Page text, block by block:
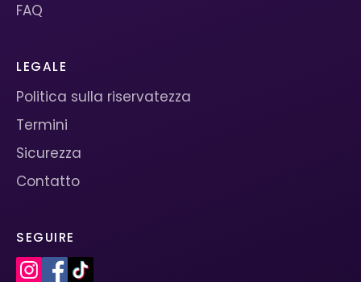
FAQ
LEGALE
Politica sulla riservatezza
Termini
Sicurezza
Contatto
SEGUIRE